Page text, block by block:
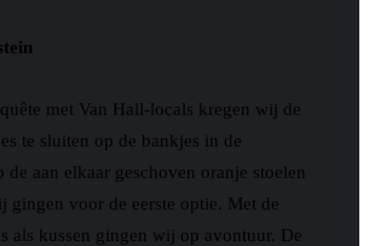
met Van Hall-locals kregen wij de
te sluiten op de bankjes in de
de aan elkaar geschoven oranje stoelen
gingen voor de eerste optie. Met de
als kussen gingen wij op avontuur. De